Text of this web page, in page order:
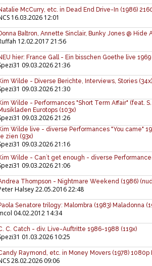
McCurry, etc. in Dead End Drive-In (1986)
16.03.2026 12:01
Baltron, Annette Sinclair, Bunky Jones @ Hide
12.02.2017 21:56
hier: France Gall - Ein bisschen Goethe live 1969
09.03.2026 21:36
Wilde - Diverse Berichte, Interviews, Stories (34x)
09.03.2026 21:30
Wilde - Performances "Short Term Affair" (feat.
Eurotops (103x)
09.03.2026 21:26
Wilde live - diverse Performances "You came"
zien (93x)
09.03.2026 21:16
Wilde - Can`t get enough - diverse
09.03.2026 21:06
Thompson - Nightmare Weekend (1986)
Halsey22.05.2016 22:48
Senatore trilogy: Malombra (1983) Maladonna
04.02.2012 14:34
C. Catch - div. Live-Auftritte 1986-1988 (119x)
01.03.2026 10:25
Raymond, etc. in Money Movers (1978) 1080p
28.02.2026 09:06